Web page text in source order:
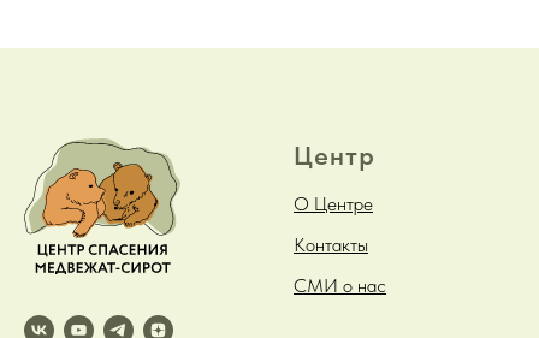
Центр
О Центре
Контакты
СМИ о нас